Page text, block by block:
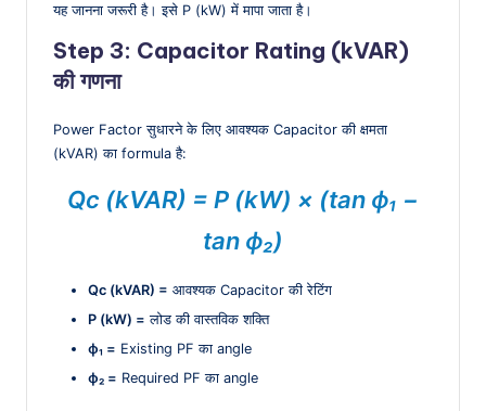
यह जानना जरूरी है। इसे P (kW) में मापा जाता है।
Step 3: Capacitor Rating (kVAR)
की गणना
Power Factor सुधारने के लिए आवश्यक Capacitor की क्षमता
(kVAR) का formula है:
Qc (kVAR) = P (kW) × (tan ϕ₁ −
tan ϕ₂)
Qc (kVAR) = आवश्यक Capacitor की रेटिंग
P (kW) = लोड की वास्तविक शक्ति
ϕ₁ = Existing PF का angle
ϕ₂ = Required PF का angle